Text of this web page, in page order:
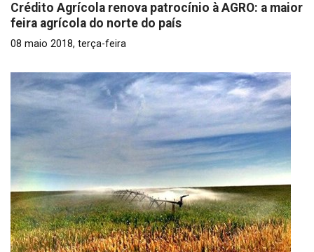
Crédito Agrícola renova patrocínio à AGRO: a maior
feira agrícola do norte do país
08 maio 2018, terça-feira